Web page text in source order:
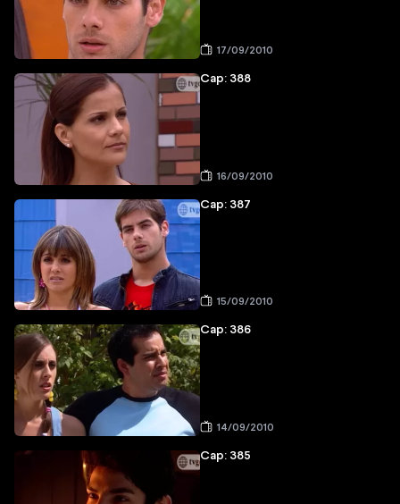
17/09/2010
Cap: 388
16/09/2010
Cap: 387
15/09/2010
Cap: 386
14/09/2010
Cap: 385